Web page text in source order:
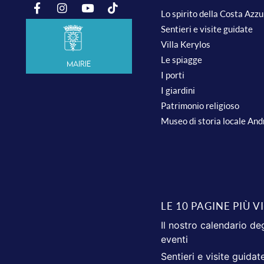
Mairie
Lo spirito della Costa
Sentieri e visite guidate
Villa Kerylos
Le spiagge
I porti
I giardini
Patrimonio religioso
Museo di storia locale
LE 10 PAGINE PIÙ
Il nostro calendario
eventi
Sentieri e visite